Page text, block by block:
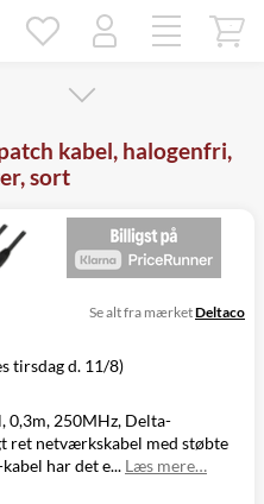
kabel, halogenfri,
sort
tirsdag d. 11/8)
d. 11/8
Se alt fra mærketDeltaco
0,3m, 250MHz, Delta-
ret netværkskabel med støbte
har det e... Læs mere…